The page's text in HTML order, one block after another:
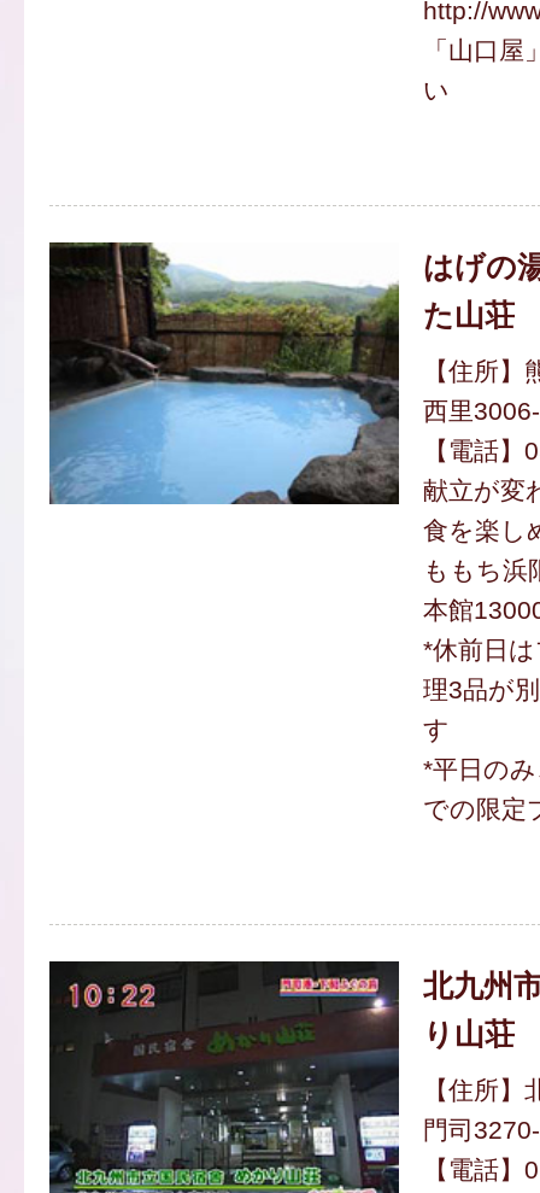
http://
「山口
い
はげの
た山荘
【住所
西里
【電話
献立が変
食を楽し
ももち浜
本館
*休前日
理3品が
す
*平日の
での限定
北九州
り山荘
【住所
門司
【電話